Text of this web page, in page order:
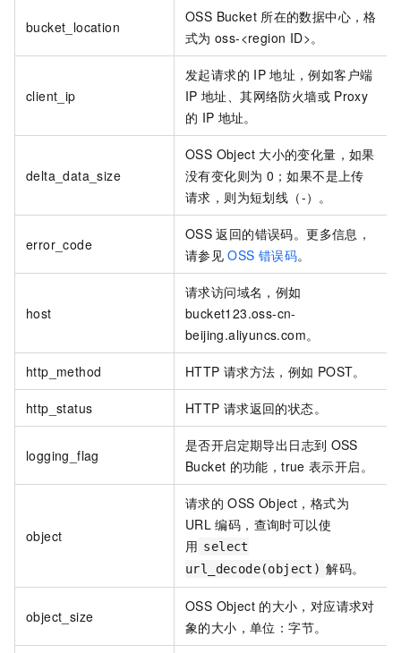
bucket_location
OSS Bucket 所在的数据中心，格
式为 oss-<region ID>。
client_ip
发起请求的 IP 地址，例如客户端
IP 地址、其网络防火墙或 Proxy
的 IP 地址。
delta_data_size
OSS Object 大小的变化量，如果
没有变化则为 0；如果不是上传
请求，则为短划线（-）。
error_code
OSS 返回的错误码。更多信息，
请参见 OSS 错误码。
host
请求访问域名，例如
bucket123.oss-cn-
beijing.aliyuncs.com。
http_method HTTP 请求方法，例如 POST。
http_status HTTP 请求返回的状态。
logging_flag
是否开启定期导出日志到 OSS
Bucket 的功能，true 表示开启。
object
请求的 OSS Object，格式为
URL 编码，查询时可以使
用 select
url_decode(object) 解码。
object_size
OSS Object 的大小，对应请求对
象的大小，单位：字节。